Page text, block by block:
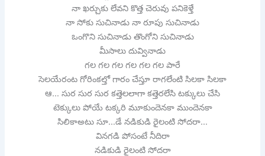
నా ఖర్చుకు లేవని కొత్త చెరువు పనికెళ్తే
నా సోకు సుచినాడు నా రూపు సుచినాడు
ఒంగొని సుచినాడు తొంగోని సుచినాడు
మీసాలు దువ్వినాడు
గల గల గల గల గల గల పారే
సెలయేరంట గోరింకల్తో గారం చేస్తూ రాగలేంటి సిలకా సిలకా
ఆ… సుర సుర సుర కత్తెలలాగా కత్తెరలేసి టక్కులు చేసి
టెక్కులు పోయే టక్కరి మూకుందెనకా ముందెనకా
సిలికాఅటు సూ…డే నడికుడి రైలంటి సోదరా…
వినగడి పోసంటే నీదిరా
నడికుడి రైలంటి సోదరా